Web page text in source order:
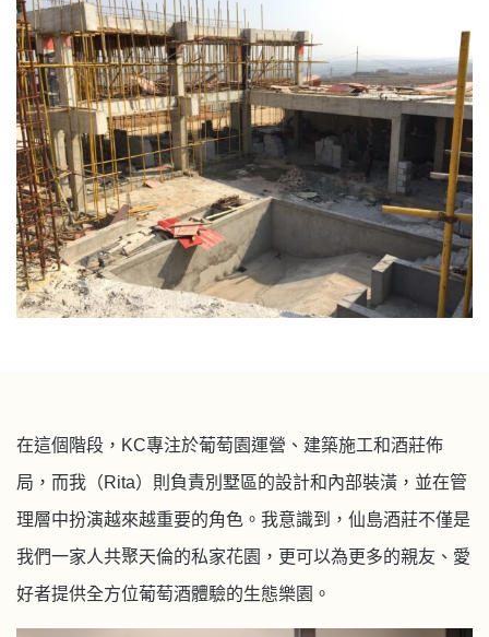
在這個階段， KC專注於葡萄園運營、建築施工和酒莊佈
局，而我（Rita）則負責別墅區的設計和內部裝潢，並在管
理層中扮演越來越重要的角色。我意識到，仙島酒莊不僅是
我們一家人共聚天倫的私家花園，更可以為更多的親友、愛
好者提供全方位葡萄酒體驗的生態樂園。